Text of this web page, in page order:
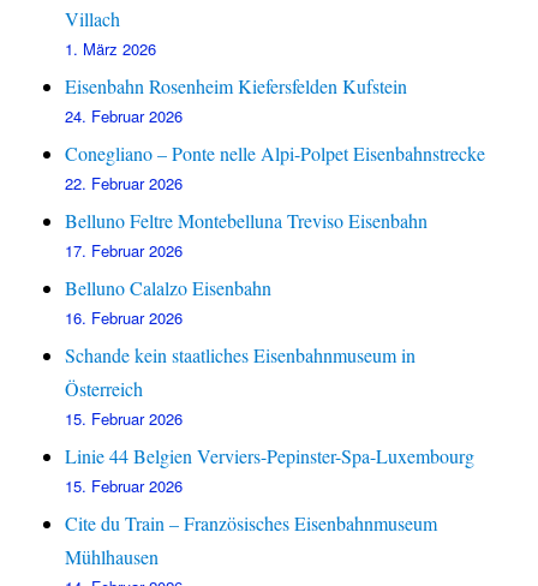
Villach
1. März 2026
Eisenbahn Rosenheim Kiefersfelden Kufstein
24. Februar 2026
Conegliano – Ponte nelle Alpi-Polpet Eisenbahnstrecke
22. Februar 2026
Belluno Feltre Montebelluna Treviso Eisenbahn
17. Februar 2026
Belluno Calalzo Eisenbahn
16. Februar 2026
Schande kein staatliches Eisenbahnmuseum in
Österreich
15. Februar 2026
Linie 44 Belgien Verviers-Pepinster-Spa-Luxembourg
15. Februar 2026
Cite du Train – Französisches Eisenbahnmuseum
Mühlhausen